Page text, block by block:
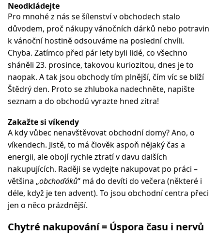
Neodkládejte
Pro mnohé z nás se šílenství v obchodech stalo
důvodem, proč nákupy vánočních dárků nebo potravin
k vánoční hostině odsouváme na poslední chvíli.
Chyba. Zatímco před pár lety byli lidé, co všechno
sháněli 23. prosince, takovou kuriozitou, dnes je to
naopak. A tak jsou obchody tím plnější, čím víc se blíží
Štědrý den. Proto se zhluboka nadechněte, napište
seznam a do obchodů vyrazte hned zítra!
Zakažte si víkendy
A kdy vůbec nenavštěvovat obchodní domy? Ano, o
víkendech. Jistě, to má člověk aspoň nějaký čas a
energii, ale obojí rychle ztratí v davu dalších
nakupujících. Raději se vydejte nakupovat po práci –
většina „obchoďáků“ má do devíti do večera (některé i
déle, když je ten advent). To jsou obchodní centra přeci
jen o něco prázdnější.
Chytré nakupování = Úspora času i nervů